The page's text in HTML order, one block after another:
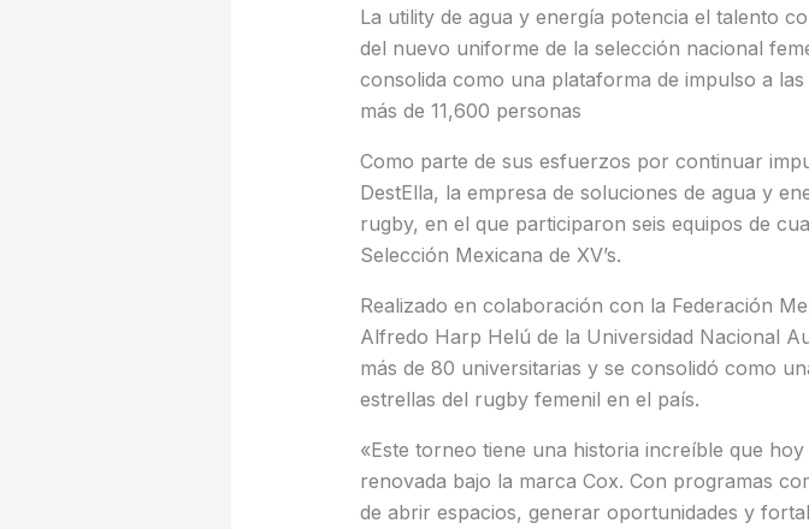
La utility de agua y energía potencia el talento
del nuevo uniforme de la selección nacional
consolida como una plataforma de impulso a
más de 11,600 personas
Como parte de sus esfuerzos por continuar
DestElla, la empresa de soluciones de agua y
rugby, en el que participaron seis equipos de
Selección Mexicana de XV’s.
Realizado en colaboración con la Federación
Alfredo Harp Helú de la Universidad Nacional
más de 80 universitarias y se consolidó como
estrellas del rugby femenil en el país.
«Este torneo tiene una historia increíble que
renovada bajo la marca Cox. Con programas
de abrir espacios, generar oportunidades y